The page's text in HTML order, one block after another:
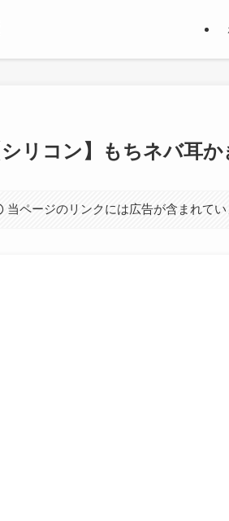
シリコン】もちネバ耳
当ページのリンクには広告が含まれてい